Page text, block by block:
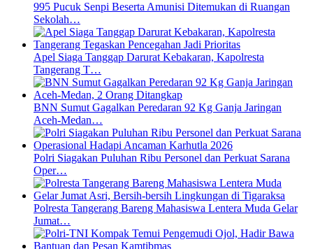
995 Pucuk Senpi Beserta Amunisi Ditemukan di Ruangan
Sekolah…
Apel Siaga Tanggap Darurat Kebakaran, Kapolresta
Tangerang T…
BNN Sumut Gagalkan Peredaran 92 Kg Ganja Jaringan
Aceh-Medan…
Polri Siagakan Puluhan Ribu Personel dan Perkuat Sarana
Oper…
Polresta Tangerang Bareng Mahasiswa Lentera Muda Gelar
Jumat…